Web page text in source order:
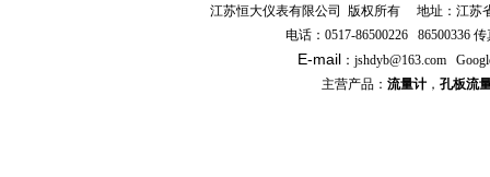
江苏恒大仪表有限公司 版权所有
地址：江苏
电话： 0517-86500226 86500336 传
E-mail ： jshdyb@163.com
主营产品： 流量计， 孔板流